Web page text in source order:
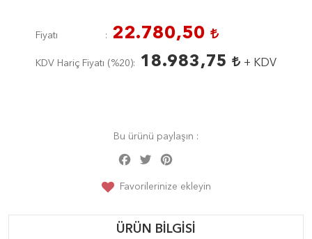
Fiyatı 22.780,50
KDV Hariç Fiyatı ( %20 ) 18.983,75 + KDV
Bu ürünü paylaşın :
Facebook
Twitter
Favorilerinize ekleyin
ÜRÜN BILGISI